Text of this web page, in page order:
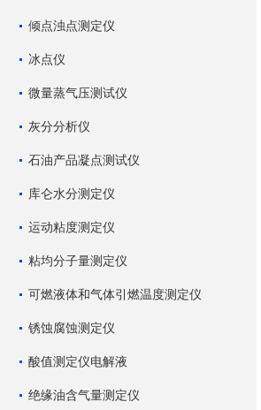
倾点浊点测定仪
冰点仪
微量蒸气压测试仪
灰分分析仪
石油产品凝点测试仪
库仑水分测定仪
运动粘度测定仪
粘均分子量测定仪
可燃液体和气体引燃温度测定仪
锈蚀腐蚀测定仪
酸值测定仪电解液
绝缘油含气量测定仪